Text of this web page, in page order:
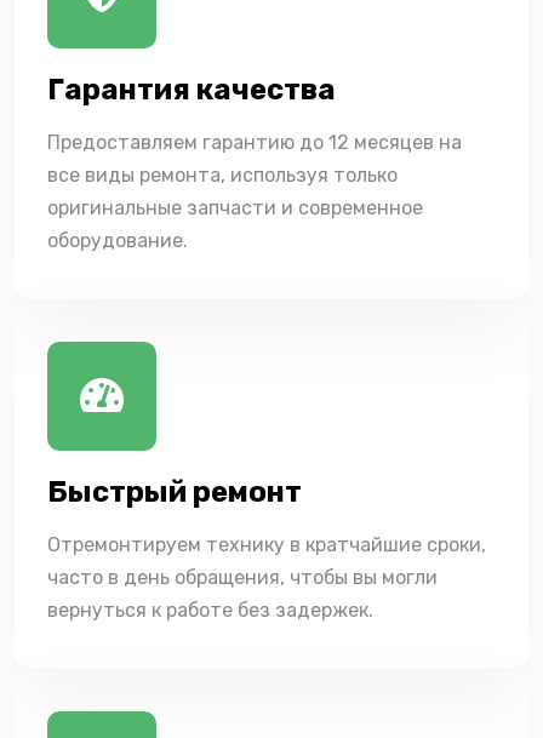
Гарантия качества
Предоставляем гарантию до 12 месяцев на
все виды ремонта, используя только
оригинальные запчасти и современное
оборудование.
Быстрый ремонт
Отремонтируем технику в кратчайшие сроки,
часто в день обращения, чтобы вы могли
вернуться к работе без задержек.